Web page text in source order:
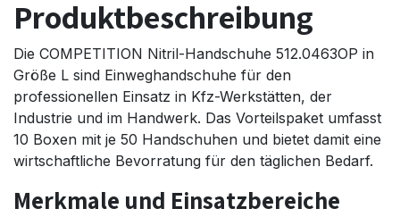
Produktbeschreibung
Die COMPETITION Nitril-Handschuhe 512.0463OP in
Größe L sind Einweghandschuhe für den
professionellen Einsatz in Kfz-Werkstätten, der
Industrie und im Handwerk. Das Vorteilspaket umfasst
10 Boxen mit je 50 Handschuhen und bietet damit eine
wirtschaftliche Bevorratung für den täglichen Bedarf.
Merkmale und Einsatzbereiche